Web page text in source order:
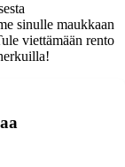
sinulle maukkaan
viettämään rento